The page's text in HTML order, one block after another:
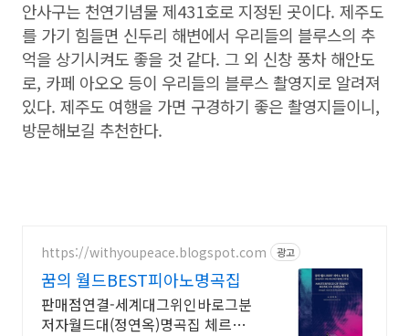
안사구는 천연기념물 제431호로 지정된 곳이다. 제주도
를 가기 힘들면 신두리 해변에서 우리들의 블루스의 추
억을 상기시켜도 좋을 것 같다. 그 외 신창 풍차 해안도
로, 카페 아오오 등이 우리들의 블루스 촬영지로 알려져
있다. 제주도 여행을 가면 구경하기 좋은 촬영지들이니,
방문해보길 추천한다.
https://withyoupeace.blogspot.com 광고
꿈의 월드BEST피아노명곡집
판매점연결-세계대그위인바로그분
저자월드대(정연옥)명곡집 체르니